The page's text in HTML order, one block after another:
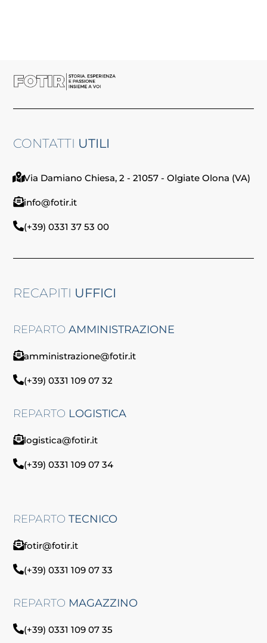
CONTATTI UTILI
Via Damiano Chiesa, 2 - 21057 - Olgiate Olona (VA)
info@fotir.it
(+39) 0331 37 53 00
RECAPITI UFFICI
REPARTOAMMINISTRAZIONE
amministrazione@fotir.it
(+39) 0331 109 07 32
REPARTO LOGISTICA
logistica@fotir.it
(+39) 0331 109 07 34
REPARTOTECNICO
fotir@fotir.it
(+39) 0331 109 07 33
REPARTO MAGAZZINO
(+39) 0331 109 07 35